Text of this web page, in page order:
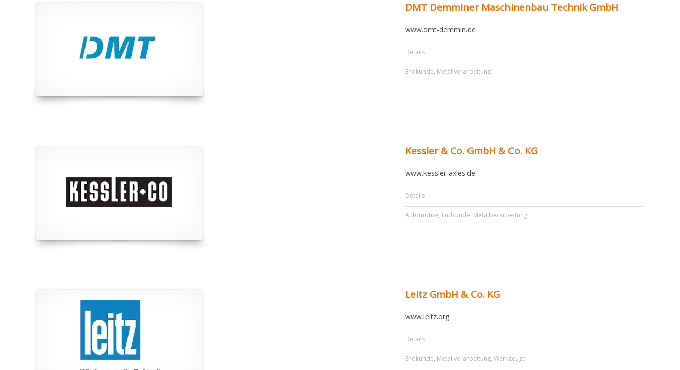
DMT Demminer Maschinenbau Technik GmbH
www.dmt-demmin.de
Details
Endkunde, Metallverarbeitung
Kessler & Co. GmbH & Co. KG
www.kessler-axles.de
Details
Automotive, Endkunde, Metallverarbeitung
Leitz GmbH & Co. KG
www.leitz.org
Details
Endkunde, Metallverarbeitung,Werkzeuge